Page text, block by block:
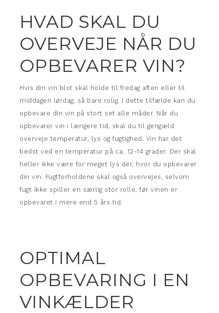
HVAD SKAL DU
OVERVEJE NÅR DU
OPBEVARER VIN?
Hvis din vin blot skal holde til fredag aften eller til
middagen lørdag, så bare rolig. I dette tilfælde kan du
opbevare din vin på stort set alle måder. Når du
opbevarer vin i længere tid, skal du til gengæld
overveje temperatur, lys og fugtighed. Vin har det
bedst ved en temperatur på ca. 12-14 grader. Der skal
heller ikke være for meget lys der, hvor du opbevarer
din vin. Fugtforholdene skal også overvejes, selvom
fugt ikke spiller en særlig stor rolle, før vinen er
opbevaret i mere end 5 års tid.
OPTIMAL
OPBEVARING I EN
VINKÆLDER